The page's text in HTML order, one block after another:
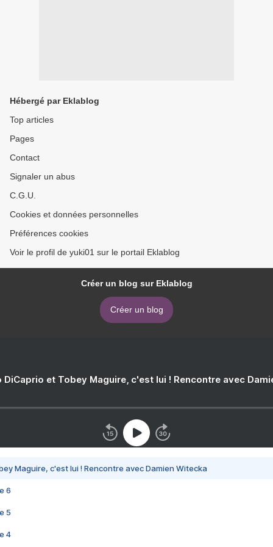
Hébergé par Eklablog
Top articles
Pages
Contact
Signaler un abus
C.G.U.
Cookies et données personnelles
Préférences cookies
Voir le profil de yuki01 sur le portail Eklablog
Créer un blog sur Eklablog
Créer un blog
DiCaprio et Tobey Maguire, c'est lui ! Rencontre avec
Maguire, c'est lui ! Rencontre avec Damien Witecka
6
5
4